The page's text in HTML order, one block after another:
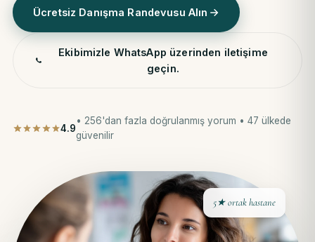
Ücretsiz Danışma Randevusu Alın
Ekibimizle WhatsApp üzerinden iletişime
geçin.
4.9
• 256'dan fazla doğrulanmış yorum • 47 ülkede
güvenilir
5★ ortak hastane